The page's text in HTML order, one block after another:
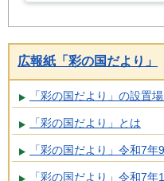
広報紙「彩の国だより」
「彩の国だより」の設置
「彩の国だより」とは
「彩の国だより」令和7年
「彩の国だより」令和7年